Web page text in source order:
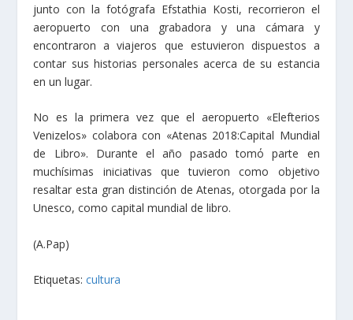
junto con la fotógrafa Efstathia Kosti, recorrieron el
aeropuerto con una grabadora y una cámara y
encontraron a viajeros que estuvieron dispuestos a
contar sus historias personales acerca de su estancia
en un lugar.
No es la primera vez que el aeropuerto «Elefterios
Venizelos» colabora con «Atenas 2018:Capital Mundial
de Libro». Durante el año pasado tomό parte en
muchísimas iniciativas que tuvieron como objetivo
resaltar esta gran distinción de Atenas, otorgada por la
Unesco, como capital mundial de libro.
(A.Pap)
Etiquetas:cultura